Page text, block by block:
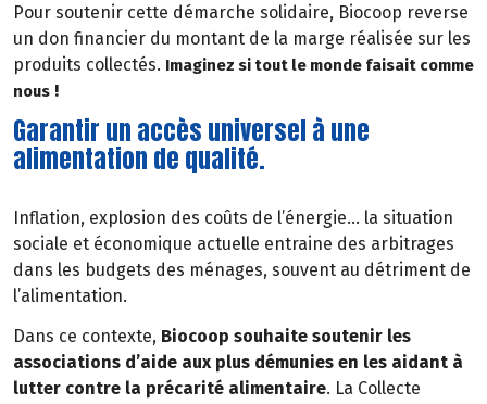
Pour soutenir cette démarche solidaire, Biocoop reverse
un don financier du montant de la marge réalisée sur les
produits collectés. Imaginez si tout le monde faisait comme
nous !
Garantir un accès universel à une
alimentation de qualité.
Inflation, explosion des coûts de l’énergie… la situation
sociale et économique actuelle entraine des arbitrages
dans les budgets des ménages, souvent au détriment de
l’alimentation.
Dans ce contexte, Biocoop souhaite soutenir les
associations d’aide aux plus démunies en les aidant à
lutter contre la précarité alimentaire. La Collecte